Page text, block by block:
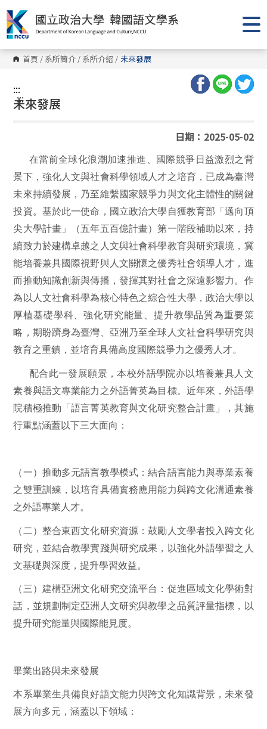
跳
到
主
要
內
容
區 首頁 / 系所簡介 / 系所介紹 / 未來發展
:::
:::
未來發展
日期：2025-05-02
在當前全球化浪潮加速推進、國際競爭日益激烈之背
景下，強化人文與社會科學領域人才之培育，已成為臺灣
未來持續發展，乃至維繫國家競爭力與文化主體性的關鍵
投資。基於此一使命，國立政治大學自獲教育部「邁向頂
尖大學計畫」（五年五百億計畫）第一階段補助以來，持
續致力於建構卓越之人文與社會科學教育與研究環境，冀
能培養兼具國際視野與人文關懷之優秀社會領導人才，進
而推動知識創新與傳播，發揮其對社會之深遠影響力。作
為以人文社會科學為核心特色之綜合性大學，政治大學以
厚植基礎學科、強化研究能量、提升教學品質為重要策
略，期盼躋身為臺灣、亞洲乃至全球人文社會科學研究與
教育之重鎮，並培育具備高度國際競爭力之優秀人才。
配合此一發展願景，本校外語學院亦以培養兼具人文
素養與語文專業能力之外語菁英為目標。近年來，外語學
院積極推動「語言菁英教育與文化研究整合計畫」，其施
行重點涵蓋以下三大面向：
（一）推動多元語言教學模式：結合語言能力與專業素養
之雙重訓練，以培育具備實務應用能力與跨文化溝通素養
之外語專業人才。
（二）整合東西文化研究資源：鼓勵人文學者投入跨文化
研究，並結合教學實踐與研究成果，以強化外語學習之人
文基礎與深度，提升學習效益。
（三）建構亞洲文化研究交流平台：促進區域文化學術對
話，並規劃制定亞洲人文研究與教學之品質評量指標，以
提升研究能量與國際能見度。
畢業出路與未來發展
本系畢業生具備良好語文能力與跨文化知識背景，未來發
展方向多元，涵蓋以下領域：